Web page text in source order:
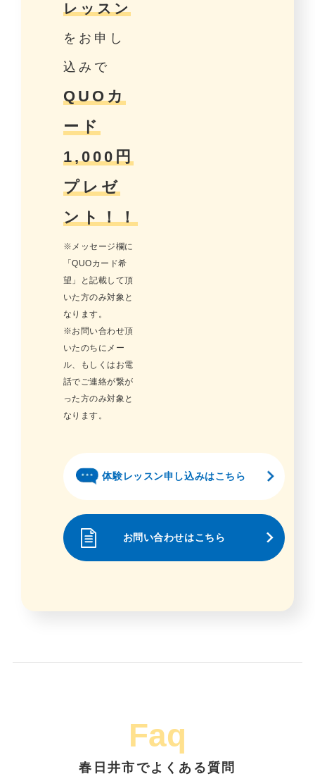
レッスン
をお申し
込みで
QUOカ
ード
1,000円
プレゼ
ント！！
※メッセージ欄に
「QUOカード希
望」と記載して頂
いた方のみ対象と
なります。
※お問い合わせ頂
いたのちにメー
ル、もしくはお電
話でご連絡が繋が
った方のみ対象と
なります。
体験レッスン申し込みはこちら
お問い合わせはこちら
Faq
春日井市でよくある質問